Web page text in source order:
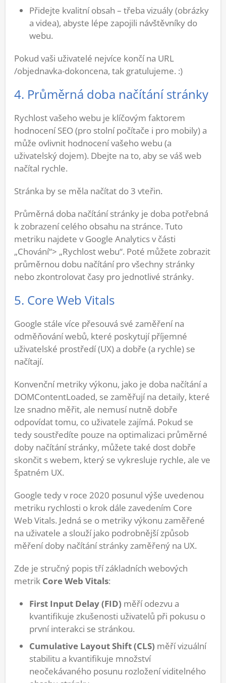
Přidejte kvalitní obsah – třeba vizuály (obrázky
a videa), abyste lépe zapojili návštěvníky do
webu.
Pokud vaši uživatelé nejvíce končí na URL
/objednavka-dokoncena, tak gratulujeme. :)
4. Průměrná doba načítání stránky
Rychlost vašeho webu je klíčovým faktorem
hodnocení SEO (pro stolní počítače i pro mobily) a
může ovlivnit hodnocení vašeho webu (a
uživatelský dojem). Dbejte na to, aby se váš web
načítal rychle.
Stránka by se měla načítat do 3 vteřin.
Průměrná doba načítání stránky je doba potřebná
k zobrazení celého obsahu na stránce. Tuto
metriku najdete v Google Analytics v části
„Chování“> „Rychlost webu“. Poté můžete zobrazit
průměrnou dobu načítání pro všechny stránky
nebo zkontrolovat časy pro jednotlivé stránky.
5. Core Web Vitals
Google stále více přesouvá své zaměření na
odměňování webů, které poskytují příjemné
uživatelské prostředí (UX) a dobře (a rychle) se
načítají.
Konvenční metriky výkonu, jako je doba načítání a
DOMContentLoaded, se zaměřují na detaily, které
lze snadno měřit, ale nemusí nutně dobře
odpovídat tomu, co uživatele zajímá. Pokud se
tedy soustředíte pouze na optimalizaci průměrné
doby načítání stránky, můžete také dost dobře
skončit s webem, který se vykresluje rychle, ale ve
špatném UX.
Google tedy v roce 2020 posunul výše uvedenou
metriku rychlosti o krok dále zavedením Core
Web Vitals. Jedná se o metriky výkonu zaměřené
na uživatele a slouží jako podrobnější způsob
měření doby načítání stránky zaměřený na UX.
Zde je stručný popis tří základních webových
metrik Core Web Vitals:
First Input Delay (FID) měří odezvu a
kvantifikuje zkušenosti uživatelů při pokusu o
první interakci se stránkou.
Cumulative Layout Shift (CLS) měří vizuální
stabilitu a kvantifikuje množství
neočekávaného posunu rozložení viditelného